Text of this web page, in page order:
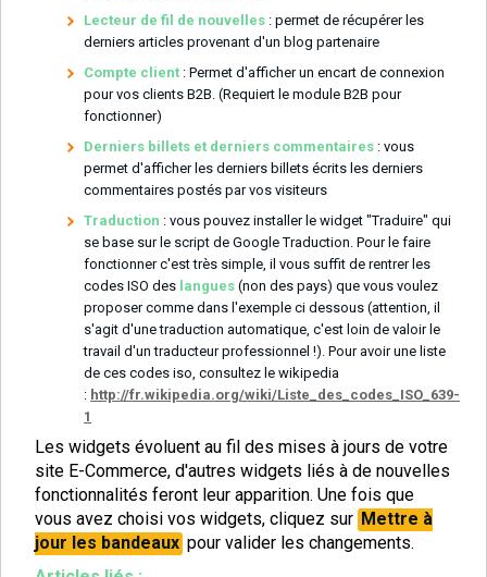
Lecteur de fil de nouvelles : permet de récupérer les
derniers articles provenant d'un blog partenaire
Compte client : Permet d'afficher un encart de connexion
pour vos clients B2B. (Requiert le module B2B pour
fonctionner)
Derniers billets et derniers commentaires : vous
permet d'afficher les derniers billets écrits les derniers
commentaires postés par vos visiteurs
Traduction : vous pouvez installer le widget "Traduire" qui
se base sur le script de Google Traduction. Pour le faire
fonctionner c'est très simple, il vous suffit de rentrer les
codes ISO des langues (non des pays) que vous voulez
proposer comme dans l'exemple ci dessous (attention, il
s'agit d'une traduction automatique, c'est loin de valoir le
travail d'un traducteur professionnel !). Pour avoir une liste
de ces codes iso, consultez le wikipedia
: http://fr.wikipedia.org/wiki/Liste_des_codes_ISO_639-
1
Les widgets évoluent au fil des mises à jours de votre
site E-Commerce, d'autres widgets liés à de nouvelles
fonctionnalités feront leur apparition. Une fois que
vous avez choisi vos widgets, cliquez sur Mettre à
jour les bandeaux pour valider les changements.